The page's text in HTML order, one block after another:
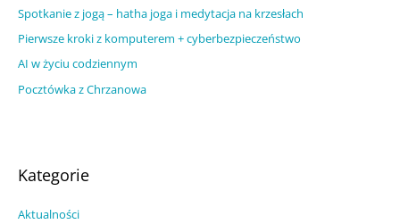
l
a
Spotkanie z jogą – hatha joga i medytacja na krzesłach
Pierwsze kroki z komputerem + cyberbezpieczeństwo
AI w życiu codziennym
Pocztówka z Chrzanowa
Kategorie
Aktualności
p
i
s
ó